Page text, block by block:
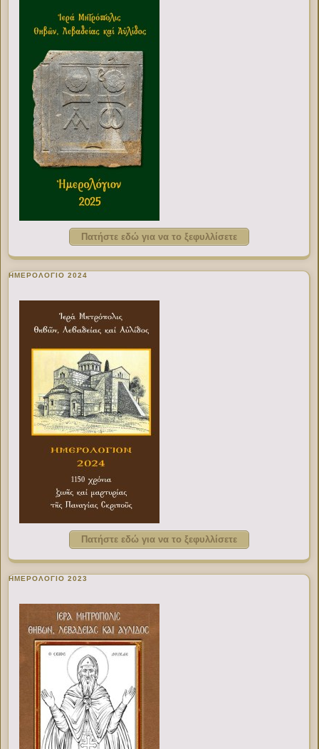
Πατήστε εδώ για να το ξεφυλλίσετε
ΗΜΕΡΟΛΟΓΙΟ 2024
Πατήστε εδώ για να το ξεφυλλίσετε
ΗΜΕΡΟΛΟΓΙΟ 2023